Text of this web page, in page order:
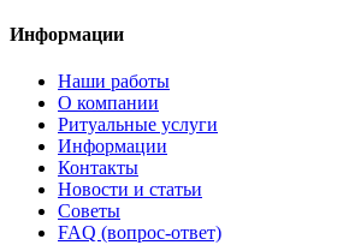
Информации
Наши работы
О компании
Ритуальные услуги
Информации
Контакты
Новости и статьи
Советы
FAQ (вопрос-ответ)